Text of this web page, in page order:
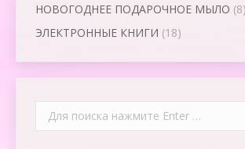
НОВОГОДНЕЕ ПОДАРОЧНОЕ МЫЛО (8)
ЭЛЕКТРОННЫЕ КНИГИ (18)
Search: